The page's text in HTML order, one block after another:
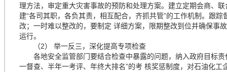
理方法，审定重大灾害事故的预防和处理方案。建立定期会商、
建“各司其职，各负其责，相互配合，齐抓共管”的工作机制。跟
改；一时难以整改的，要制定 详细方案，限期整改到位并确保事
运行。
（2） 举一反三，深化提高专项检查
各地安全监管部门要结合检查中暴露的问题，纳入政府目标责
一督查、半年一考评、年终大排名”的考 核奖惩制度，对石油化